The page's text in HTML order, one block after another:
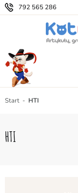
792 565 286
Start HTI
HTI